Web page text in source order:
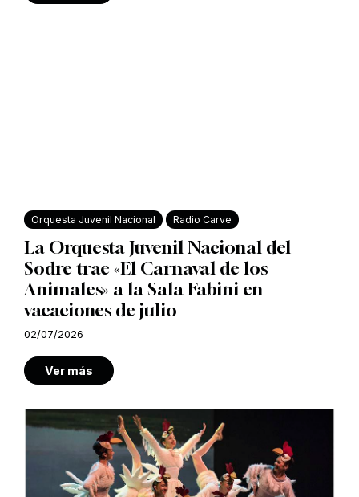
Orquesta Juvenil Nacional Radio Carve
La Orquesta Juvenil Nacional del
Sodre trae «El Carnaval de los
Animales» a la Sala Fabini en
vacaciones de julio
02/07/2026
Ver más